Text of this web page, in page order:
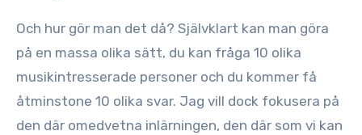
Och hur gör man det då? Självklart kan man göra
på en massa olika sätt, du kan fråga 10 olika
musikintresserade personer och du kommer få
åtminstone 10 olika svar. Jag vill dock fokusera på
den där omedvetna inlärningen, den där som vi kan